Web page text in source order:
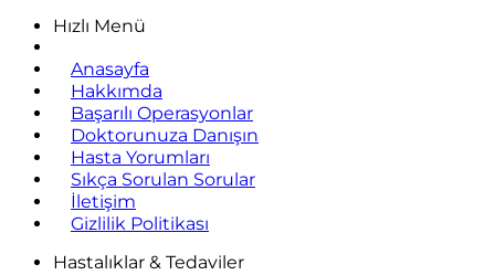
Hızlı Menü
Anasayfa
Hakkımda
Başarılı Operasyonlar
Doktorunuza Danışın
Hasta Yorumları
Sıkça Sorulan Sorular
İletişim
Gizlilik Politikası
Hastalıklar & Tedaviler